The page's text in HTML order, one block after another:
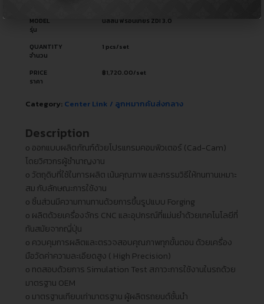
MODEL
รุ่น
นิสสัน ฟรอนเทียร์ ZDI 3.0
QUANTITY
จำนวน
1 pcs/set
PRICE
ราคา
฿1,720.00/set
Category: Center Link / ลูกหมากคันส่งกลาง
Description
ᴏ ออกแบบผลิตภัณฑ์ด้วยโปรแกรมคอมพิวเตอร์ (Cad-Cam)
โดยวิศวกรผู้ชำนาญงาน
ᴏ วัตถุดิบที่ใช้ในการผลิต เน้นคุณภาพ และกรรมวิธีให้ทนทานเหมาะ
สม กับลักษณะการใช้งาน
ᴏ ชิ้นส่วนมีความทานทานด้วยการขึ้นรูปแบบ Forging
ᴏ ผลิตด้วยเครื่องจักร CNC และอุปกรณ์ที่แม่นยำด้วยเทคโนโลยีที่
ทันสมัยจากญี่ปุ่น
ᴏ ควบคุมการผลิตและตรวจสอบคุณภาพทุกขั้นตอน ด้วยเครื่อง
มือวัดค่าความละเอียดสูง ( High Precision)
ᴏ ทดสอบด้วยการ Simulation Test สภาวะการใช้งานในรถด้วย
มาตรฐาน OEM
ᴏ มาตรฐานเทียบเท่ามาตรฐาน ผู้ผลิตรถยนต์ชั้นนำ